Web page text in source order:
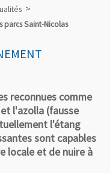
parcs Saint-Nicolas
reconnues comme
l'azolla (fausse
l'étang
sont capables
locale et de nuire à